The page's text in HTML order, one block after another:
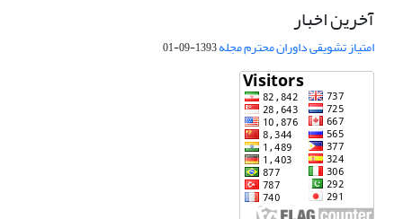
آخرین اخبار
امتیاز تشویقی داوران محترم مجله1393-09-01